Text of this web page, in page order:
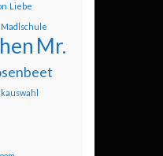
Liebe
Madlschule
Mr.